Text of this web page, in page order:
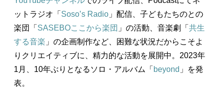
ットラジオ「 Soso’s Radio 」配信、子どもたちのとの
楽団「 SASEBOここから楽団 」の活動、音楽劇「 共生
する音楽 」の企画制作など、困難な状況だからこそよ
りクリエイティブに、精力的な活動を展開中。2023年
1月、10年ぶりとなるソロ・アルバム「 beyond 」を発
表。